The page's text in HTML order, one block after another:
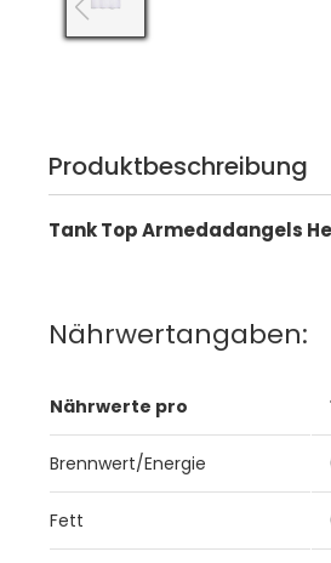
Produktbeschreibung
Tank Top Armedadangels
Nährwertangaben:
Nährwerte pro
Brennwert/Energie
Fett